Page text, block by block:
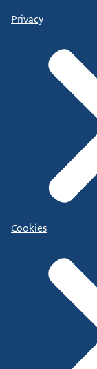
Privacy
Cookies